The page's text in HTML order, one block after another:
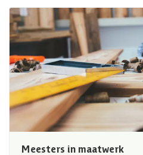
Meesters in maatwerk